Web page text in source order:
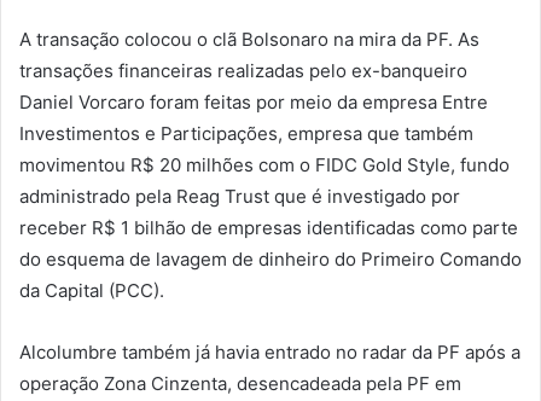
A transação colocou o clã Bolsonaro na mira da PF. As
transações financeiras realizadas pelo ex-banqueiro
Daniel Vorcaro foram feitas por meio da empresa Entre
Investimentos e Participações, empresa que também
movimentou R$ 20 milhões com o FIDC Gold Style, fundo
administrado pela Reag Trust que é investigado por
receber R$ 1 bilhão de empresas identificadas como parte
do esquema de lavagem de dinheiro do Primeiro Comando
da Capital (PCC).
Alcolumbre também já havia entrado no radar da PF após a
operação Zona Cinzenta, desencadeada pela PF em